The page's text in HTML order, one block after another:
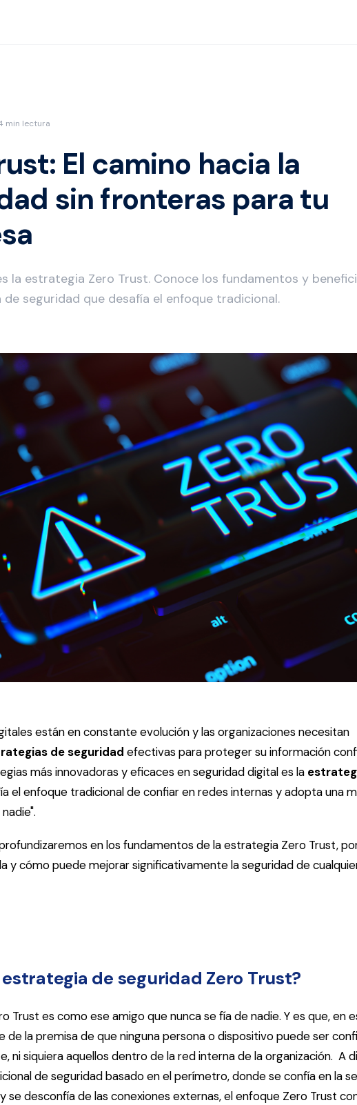
min lectura
El camino hacia la
sin fronteras para tu
la estrategia Zero Trust. Conoce los fundamentos y
seguridad que desafía el enfoque tradicional.
están en constante evolución y las organizaciones necesitan
de seguridad efectivas para proteger su información
más innovadoras y eficaces en seguridad digital es la
el enfoque tradicional de confiar en redes internas y adopta una
en los fundamentos de la estrategia Zero Trust,
y cómo puede mejorar significativamente la seguridad de
estrategia de seguridad Zero Trust?
Trust es como ese amigo que nunca se fía de nadie. Y es que, en
de la premisa de que ninguna persona o dispositivo puede ser
ni siquiera aquellos dentro de la red interna de la organización. A
de seguridad basado en el perímetro, donde se confía en la
se desconfía de las conexiones externas, el enfoque Zero Trust